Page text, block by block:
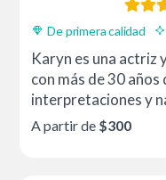
De primera calidad
Karyn es una actriz
con más de 30 años
interpretaciones y
A partir de $300